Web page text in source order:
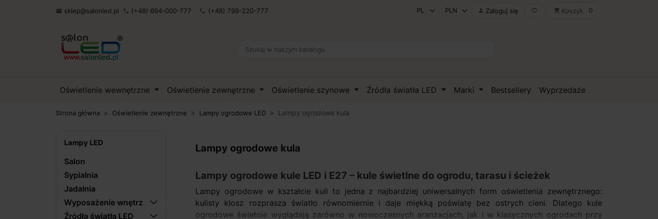
 sklep@salonled.pl phone (+48) 694-000-777 phone (+48) 799-220-777  Zaloguj się favorite_border shopping_cart Koszyk 0
Oświetlenie wewnętrzne Oświetlenie zewnętrzne Oświetlenie szynowe Źródła światła LED Marki Bestsellery Wyprzedaże
Strona główna Oświetlenie zewnętrzne Lampy ogrodowe LED Lampy ogrodowe kula
Lampy LED
Salon
Sypialnia
Jadalnia
Wyposażenie wnętrz
Źródła światła LED
Lampy ogrodowe kula
Lampy ogrodowe kule LED i E27 – kule świetlne do ogrodu, tarasu i ścieżek
Lampy ogrodowe w kształcie kuli to jedna z najbardziej uniwersalnych form oświetlenia zewnętrznego:
kulisty klosz rozprasza światło równomiernie i daje miękką poświatę bez ostrych cieni. Dlatego kule
ogrodowe świetnie wyglądają zarówno w nowoczesnych aranżacjach, jak i w klasycznych ogrodach przy